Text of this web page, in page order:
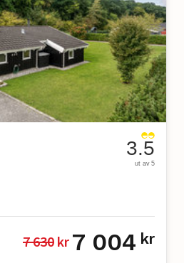
3.5
ut av 5
7 630 kr 7 004 kr